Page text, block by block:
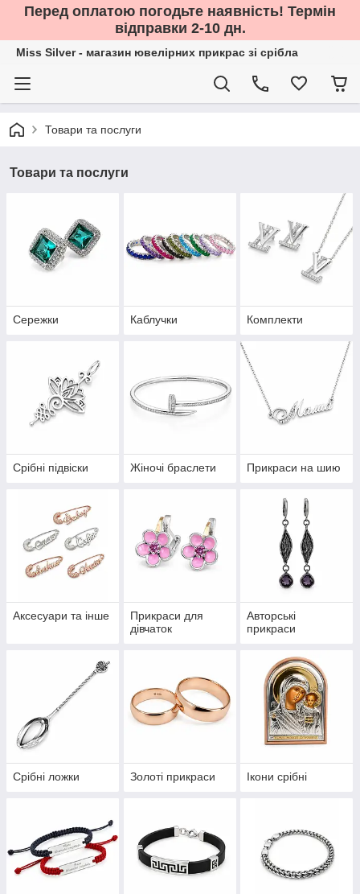
Перед оплатою погодьте наявність! Термін
відправки 2-10 дн.
Miss Silver - магазин ювелірних прикрас зі срібла
Товари та послуги
Товари та послуги
Сережки Каблучки Комплекти
Срібні підвіски Жіночі браслети Прикраси на шию
Аксесуари та інше
Прикраси для
дівчаток
Авторські
прикраси
Срібні ложки Золоті прикраси Ікони срібні